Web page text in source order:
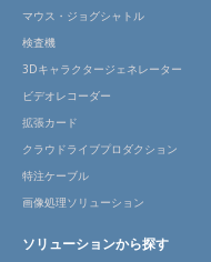
マウス・ジョグシャトル
検査機
3Dキャラクタージェネレーター
ビデオレコーダー
拡張カード
クラウドライブプロダクション
特注ケーブル
画像処理ソリューション
ソリューションから探す